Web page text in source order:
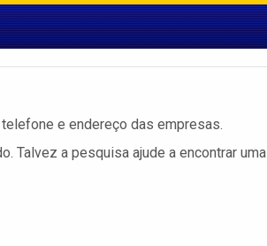
e endereço das empresas.
Talvez a pesquisa ajude a encontrar uma